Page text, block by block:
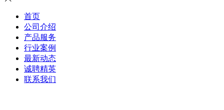
首页
公司介绍
产品服务
行业案例
最新动态
诚聘精英
联系我们